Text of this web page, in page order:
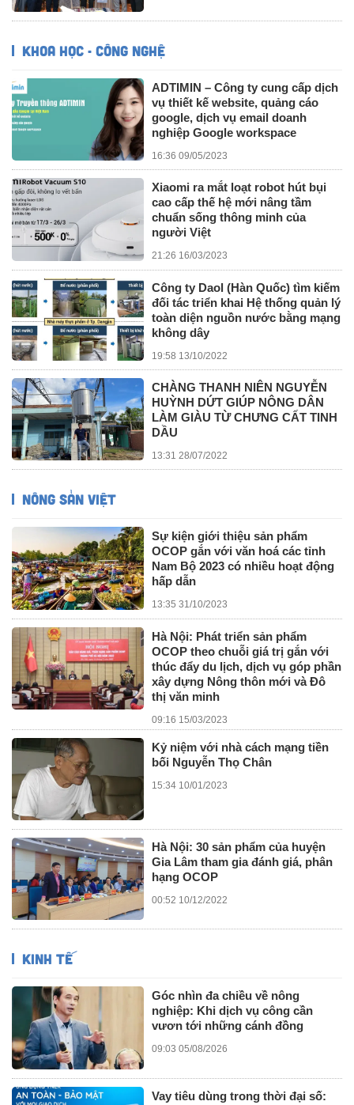
KHOA HỌC - CÔNG NGHỆ
ADTIMIN – Công ty cung cấp dịch
vụ thiết kế website, quảng cáo
google, dịch vụ email doanh
nghiệp Google workspace
16:36 09/05/2023
Xiaomi ra mắt loạt robot hút bụi
cao cấp thế hệ mới nâng tầm
chuẩn sống thông minh của
người Việt
21:26 16/03/2023
Công ty Daol (Hàn Quốc) tìm kiếm
đối tác triển khai Hệ thống quản lý
toàn diện nguồn nước bằng mạng
không dây
19:58 13/10/2022
CHÀNG THANH NIÊN NGUYỄN
HUỲNH DỨT GIÚP NÔNG DÂN
LÀM GIÀU TỪ CHƯNG CẤT TINH
DẦU
13:31 28/07/2022
NÔNG SẢN VIỆT
Sự kiện giới thiệu sản phẩm
OCOP gắn với văn hoá các tỉnh
Nam Bộ 2023 có nhiều hoạt động
hấp dẫn
13:35 31/10/2023
Hà Nội: Phát triển sản phẩm
OCOP theo chuỗi giá trị gắn với
thúc đẩy du lịch, dịch vụ góp phần
xây dựng Nông thôn mới và Đô
thị văn minh
09:16 15/03/2023
Kỷ niệm với nhà cách mạng tiền
bối Nguyễn Thọ Chân
15:34 10/01/2023
Hà Nội: 30 sản phẩm của huyện
Gia Lâm tham gia đánh giá, phân
hạng OCOP
00:52 10/12/2022
KINH TẾ
Góc nhìn đa chiều về nông
nghiệp: Khi dịch vụ công cần
vươn tới những cánh đồng
09:03 05/08/2026
Vay tiêu dùng trong thời đại số: